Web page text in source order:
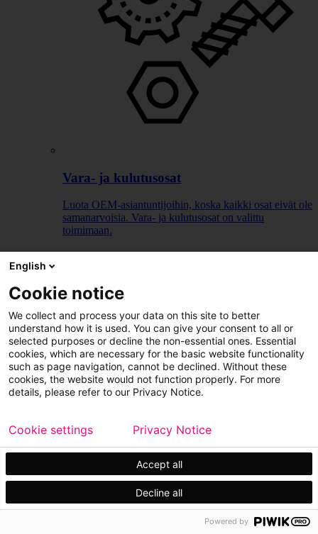
Vara- ja kulutusosat
Luota OEM-asiantuntijoihin, koska kaikki osat eivät ole
samanarvoisia. Vara- ja kulutusosat on valittu
toimimaan.
English
Cookie notice
We collect and process your data on this site to better
understand how it is used. You can give your consent to all or
selected purposes or decline the non-essential ones. Essential
cookies, which are necessary for the basic website functionality
such as page navigation, cannot be declined. Without these
cookies, the website would not function properly. For more
details, please refer to our Privacy Notice.
Accept all
Decline all
Cookie settings Privacy Notice
Powered by